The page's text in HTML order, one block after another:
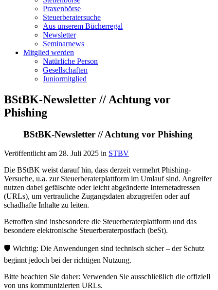
Praxenbörse
Steuerberatersuche
Aus unserem Bücherregal
Newsletter
Seminarnews
Mitglied werden
Natürliche Person
Gesellschaften
Juniormitglied
BStBK-Newsletter // Achtung vor
Phishing
BStBK-Newsletter // Achtung vor Phishing
Veröffentlicht am 28. Juli 2025 in STBV
Die BStBK weist darauf hin, dass derzeit vermehrt Phishing-
Versuche, u.a. zur Steuerberaterplattform im Umlauf sind. Angreifer
nutzen dabei gefälschte oder leicht abgeänderte Internetadressen
(URLs), um vertrauliche Zugangsdaten abzugreifen oder auf
schadhafte Inhalte zu leiten.
Betroffen sind insbesondere die Steuerberaterplattform und das
besondere elektronische Steuerberaterpostfach (beSt).
🛡️ Wichtig: Die Anwendungen sind technisch sicher – der Schutz
beginnt jedoch bei der richtigen Nutzung.
Bitte beachten Sie daher: Verwenden Sie ausschließlich die offiziell
von uns kommunizierten URLs.